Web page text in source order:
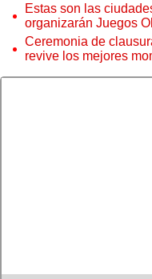
Estas son las
organizarán Juegos
según la IA
Ceremonia de
revive los mejores